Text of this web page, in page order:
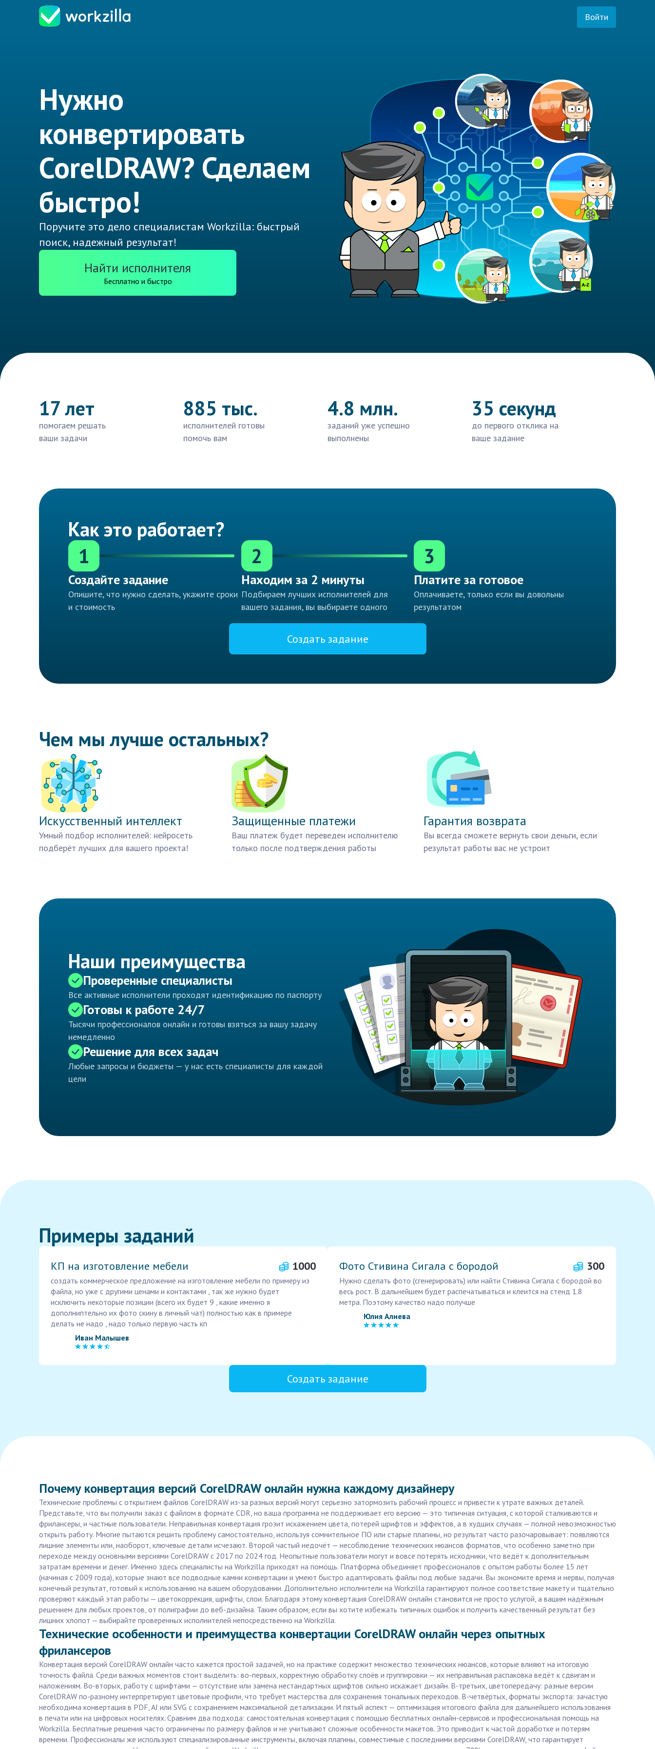
Войти
Нужно
конвертировать
CorelDRAW? Сделаем
быстро!
Поручите это дело специалистам Workzilla: быстрый
поиск, надежный результат!
Найти исполнителя
Бесплатно и быстро
17 лет
помогаем решать
ваши задачи
885 тыс.
исполнителей готовы
помочь вам
4.8 млн.
заданий уже успешно
выполнены
35 секунд
до первого отклика на
ваше задание
Как это работает?
1
Создайте задание
Опишите, что нужно сделать, укажите сроки
и стоимость
2
Находим за 2 минуты
Подбираем лучших исполнителей для
вашего задания, вы выбираете одного
3
Платите за готовое
Оплачиваете, только если вы довольны
результатом
Создать задание
Чем мы лучше остальных?
Искусственный интеллект
Умный подбор исполнителей: нейросеть
подберёт лучших для вашего проекта!
Защищенные платежи
Ваш платеж будет переведен исполнителю
только после подтверждения работы
Гарантия возврата
Вы всегда сможете вернуть свои деньги, если
результат работы вас не устроит
Наши преимущества
Проверенные специалисты
Все активные исполнители проходят идентификацию по паспорту
Готовы к работе 24/7
Тысячи профессионалов онлайн и готовы взяться за вашу задачу
немедленно
Решение для всех задач
Любые запросы и бюджеты — у нас есть специалисты для каждой
цели
Примеры заданий
КП на изготовление мебели 1000
создать коммерческое предложение на изготовление мебели по примеру из
файла, но уже с другими ценами и контактами , так же нужно будет
исключить некоторые позиции (всего их будет 9 , какие именно я
дополниптельно их фото скину в личный чат) полностью как в примере
делать не надо , надо только первую часть кп
Иван Малышев
Фото Стивина Сигала с бородой 300
Нужно сделать фото (сгенерировать) или найти Стивина Сигала с бородой во
весь рост. В дальнейшем будет распечатываться и клеится на стенд 1.8
метра. Поэтому качество надо получше
Юлия Алиева
Создать задание
Почему конвертация версий CorelDRAW онлайн нужна каждому дизайнеру
Технические проблемы с открытием файлов CorelDRAW из-за разных версий могут серьезно затормозить рабочий процесс и привести к утрате важных деталей.
Представьте, что вы получили заказ с файлом в формате CDR, но ваша программа не поддерживает его версию — это типичная ситуация, с которой сталкиваются и
фрилансеры, и частные пользователи. Неправильная конвертация грозит искажением цвета, потерей шрифтов и эффектов, а в худших случаях — полной невозможностью
открыть работу. Многие пытаются решить проблему самостоятельно, используя сомнительное ПО или старые плагины, но результат часто разочаровывает: появляются
лишние элементы или, наоборот, ключевые детали исчезают. Второй частый недочёт — несоблюдение технических нюансов форматов, что особенно заметно при
переходе между основными версиями CorelDRAW с 2017 по 2024 год. Неопытные пользователи могут и вовсе потерять исходники, что ведёт к дополнительным
затратам времени и денег. Именно здесь специалисты на Workzilla приходят на помощь. Платформа объединяет профессионалов с опытом работы более 15 лет
(начиная с 2009 года), которые знают все подводные камни конвертации и умеют быстро адаптировать файлы под любые задачи. Вы экономите время и нервы, получая
конечный результат, готовый к использованию на вашем оборудовании. Дополнительно исполнители на Workzilla гарантируют полное соответствие макету и тщательно
проверяют каждый этап работы — цветокоррекция, шрифты, слои. Благодаря этому конвертация CorelDRAW онлайн становится не просто услугой, а вашим надёжным
решением для любых проектов, от полиграфии до веб-дизайна. Таким образом, если вы хотите избежать типичных ошибок и получить качественный результат без
лишних хлопот — выбирайте проверенных исполнителей непосредственно на Workzilla.
Технические особенности и преимущества конвертации CorelDRAW онлайн через опытных
фрилансеров
Конвертация версий CorelDRAW онлайн часто кажется простой задачей, но на практике содержит множество технических нюансов, которые влияют на итоговую
точность файла. Среди важных моментов стоит выделить: во-первых, корректную обработку слоёв и группировки — их неправильная распаковка ведёт к сдвигам и
наложениям. Во-вторых, работу с шрифтами — отсутствие или замена нестандартных шрифтов сильно искажает дизайн. В-третьих, цветопередачу: разные версии
CorelDRAW по-разному интерпретируют цветовые профили, что требует мастерства для сохранения тональных переходов. В-четвёртых, форматы экспорта: зачастую
необходима конвертация в PDF, AI или SVG с сохранением максимальной детализации. И пятый аспект — оптимизация итогового файла для дальнейшего использования
в печати или на цифровых носителях. Сравним два подхода: самостоятельная конвертация с помощью бесплатных онлайн-сервисов и профессиональная помощь на
Workzilla. Бесплатные решения часто ограничены по размеру файлов и не учитывают сложные особенности макетов. Это приводит к частой доработке и потерям
времени. Профессионалы же используют специализированные инструменты, включая плагины, совместимые с последними версиями CorelDRAW, что гарантирует